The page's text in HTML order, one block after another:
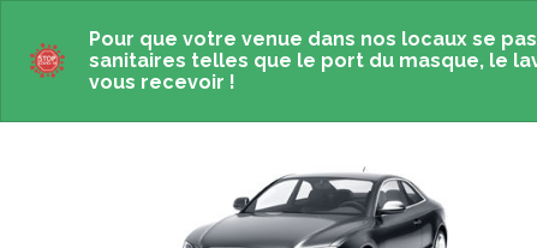
Pour que votre venue dans nos locaux se
sanitaires telles que le port du masque, le
vous recevoir !